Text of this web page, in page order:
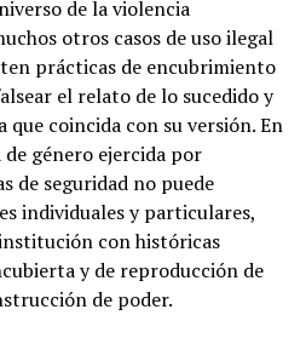
de la violencia
otros casos de uso ilegal
prácticas de encubrimiento
el relato de lo sucedido y
que coincida con su versión. En
género ejercida por
de seguridad no puede
individuales y particulares,
con históricas
y de reproducción de
de poder.